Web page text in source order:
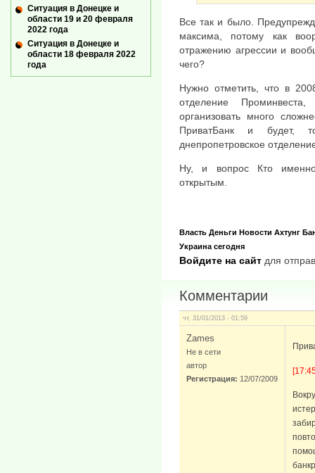
Все так и было.
максима, потому как
отражению агрессии и
чего?
Нужно отметить, что в
отделение
организовать много
ПриватБанк и будет,
днепропетровское
Ну, и вопрос Кто именно
открытым.
Власть Деньги Новости Ахтунг
Украина сегодня
Войдите на сайт для
Комментарии
чт, 31/01/2013 - 01:59
Zames
Не в сети
автор
Регистрация: 12/07/2009
Ситуация в Донецке и
области 19 и 20 февраля
2022 года
Ситуация в Донецке и
области 18 февраля 2022
года